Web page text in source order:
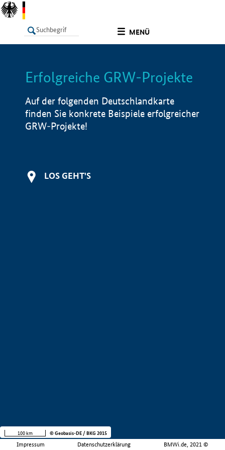
MENÜ
LISTE Info
Erfolgreiche GRW-Projekte
Auf der folgenden Deutschlandkarte
finden Sie konkrete Beispiele erfolgreicher
GRW-Projekte!
LOS GEHT'S
Impressum Datenschutzerklärung BMWi.de, 2021 ©
100 km © Geobasis-DE / BKG 2015